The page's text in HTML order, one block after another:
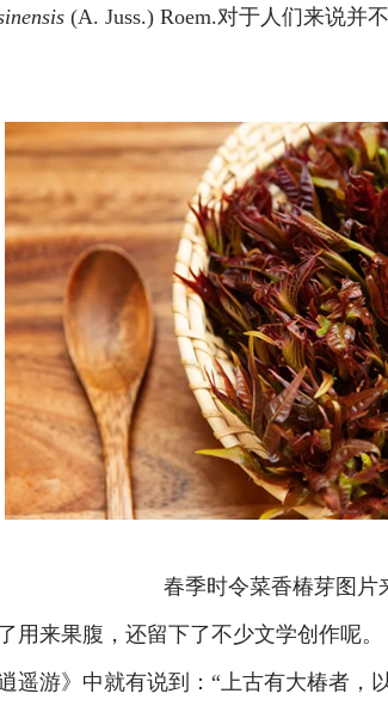
(A. Juss.) Roem.对于人们来说并
春季时令菜香椿芽图片
用来果腹，还留下了不少文学创作呢。
遥游》中就有说到： “上古有大椿者，